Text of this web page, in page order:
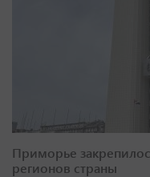
Приморье
регионов страны